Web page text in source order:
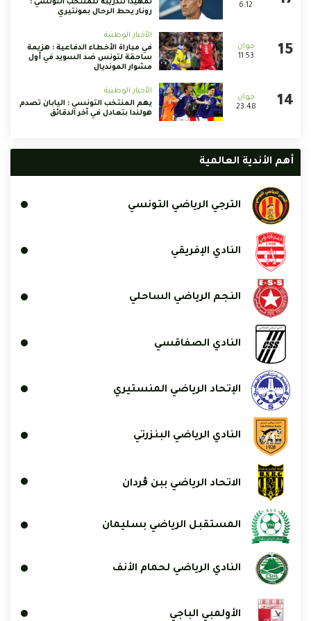
6:12
تمهيداً لتدريبه للمنتخب التونسي :
رونار يحط الرحال بمونتيري
11:53
الأخبار الوطنية
في مباراة الأخطاء الدفاعية : هزيمة
ساحقة لتونس ضد السويد في أول
مشوار المونديال
23:48
الأخبار الوطنية
يهم المنتخب التونسي : اليابان تصدم
هولندا بتعادل في آخر الدقائق
أهم الأندية العالمية
الترجي الرياضي التونسي
النادي الإفريقي
النجم الرياضي الساحلي
النادي الصفاقسي
الإتحاد الرياضي المنستيري
النادي الرياضي البنزرتي
الاتحاد الرياضي ببن ڨردان
المستقبل الرياضي بسليمان
النادي الرياضي لحمام الأنف
الأولمبي الباجي